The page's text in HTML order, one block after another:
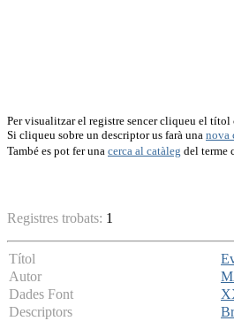
Per visualitzar el registre sencer cliqueu el títol
Si cliqueu sobre un descriptor us farà una nova
També es pot fer una cerca al catàleg del terme
Registres trobats: 1
Títol
Autor
Dades Font
Descriptors